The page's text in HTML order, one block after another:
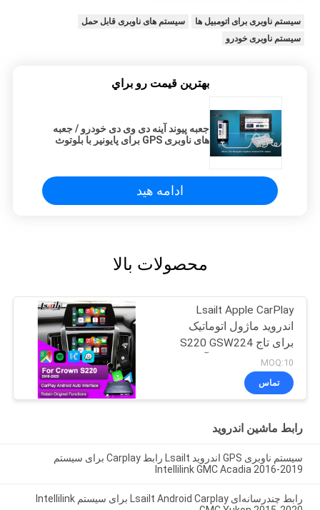
سیستم ناوبری برای اتومبیل ها
سیستم های ناوبری قابل حمل
سیستم ناوبری خودرو
بهترين قيمت رو براي
جعبه پیوند آینه دی وی دی خودرو / جعبه
های ناوبری GPS برای پایونیر با بلوتوث
ادامه هید
محصولات بالا
Lsailt Apple CarPlay
اندروید ماژول اتوماتیک
برای تاج S220 GSW224
سازی تلفن همراه، دوربین
عقب
MOQ:10
تماس
رابط ماشین اندروید
سیستم ناوبری GPS اندروید Lsailt رابط Carplay برای سیستم
Intellilink GMC Acadia 2016-2019
رابط چندرسانه‌ای Lsailt Android Carplay برای سیستم Intellilink